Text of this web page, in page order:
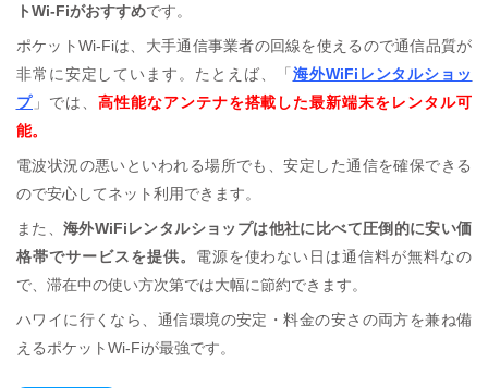
トWi-Fiがおすすめです。
ポケットWi-Fiは、大手通信事業者の回線を使えるので通信品質が
非常に安定しています。たとえば、「 海外WiFiレンタルショッ
プ」では、 高性能なアンテナを搭載した最新端末をレンタル可
能。
電波状況の悪いといわれる場所でも、安定した通信を確保できる
ので安心してネット利用できます。
また、 海外WiFiレンタルショップは他社に比べて圧倒的に安い価
格帯でサービスを提供。 電源を使わない日は通信料が無料なの
で、滞在中の使い方次第では大幅に節約できます。
ハワイに行くなら、通信環境の安定・料金の安さの両方を兼ね備
えるポケットWi-Fiが最強です。